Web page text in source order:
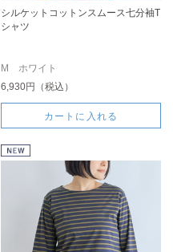
シルケットコットンスムース七分袖T
シャツ
M ホワイト
6,930円（税込）
カートに入れる